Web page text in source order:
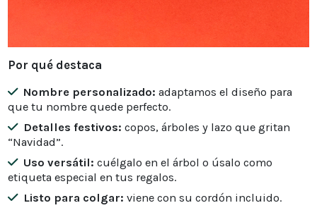
Por qué destaca
Nombre personalizado: adaptamos el diseño para
que tu nombre quede perfecto.
Detalles festivos: copos, árboles y lazo que gritan
“Navidad”.
Uso versátil: cuélgalo en el árbol o úsalo como
etiqueta especial en tus regalos.
Listo para colgar: viene con su cordón incluido.